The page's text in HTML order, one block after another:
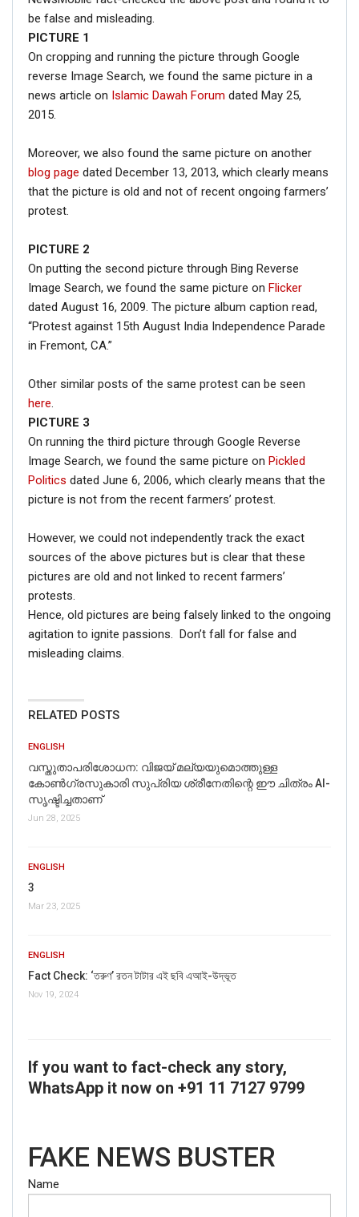
be false and misleading.
PICTURE 1
On cropping and running the picture through Google
reverse Image Search, we found the same picture in a
news article on Islamic Dawah Forum dated May 25,
2015.
Moreover, we also found the same picture on another
blog page dated December 13, 2013, which clearly means
that the picture is old and not of recent ongoing farmers’
protest.
PICTURE 2
On putting the second picture through Bing Reverse
Image Search, we found the same picture on Flicker
dated August 16, 2009. The picture album caption read,
“Protest against 15th August India Independence Parade
in Fremont, CA.”
Other similar posts of the same protest can be seen
here.
PICTURE 3
On running the third picture through Google Reverse
Image Search, we found the same picture on Pickled
Politics dated June 6, 2006, which clearly means that the
picture is not from the recent farmers’ protest.
However, we could not independently track the exact
sources of the above pictures but is clear that these
pictures are old and not linked to recent farmers’
protests.
Hence, old pictures are being falsely linked to the ongoing
agitation to ignite passions. Don’t fall for false and
misleading claims.
RELATED POSTS
ENGLISH
വസ്തുതാപരിശോധന: വിജയ് മല്യയുമൊത്തുള്ള
കോൺഗ്രസുകാരി സുപ്രിയ ശ്രീനേതിന്റെ ഈ ചിത്രം AI-
സൃഷ്ടിച്ചതാണ്
Jun 28, 2025
ENGLISH
3
Mar 23, 2025
ENGLISH
Fact Check: ‘তরুণ’ রতন টাটার এই ছবি এআই-উদ্ভূত
Nov 19, 2024
If you want to fact-check any story,
WhatsApp it now on +91 11 7127 9799
FAKE NEWS BUSTER
Name